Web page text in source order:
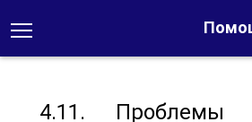
4.11. Проблемы